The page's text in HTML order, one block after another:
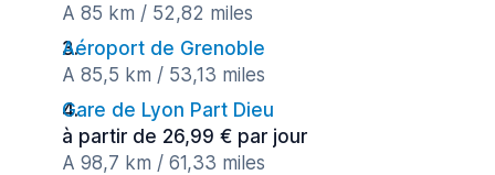
A 85 km / 52,82 miles
Aéroport de Grenoble
A 85,5 km / 53,13 miles
Gare de Lyon Part Dieu
à partir de 26,99 € par jour
A 98,7 km / 61,33 miles